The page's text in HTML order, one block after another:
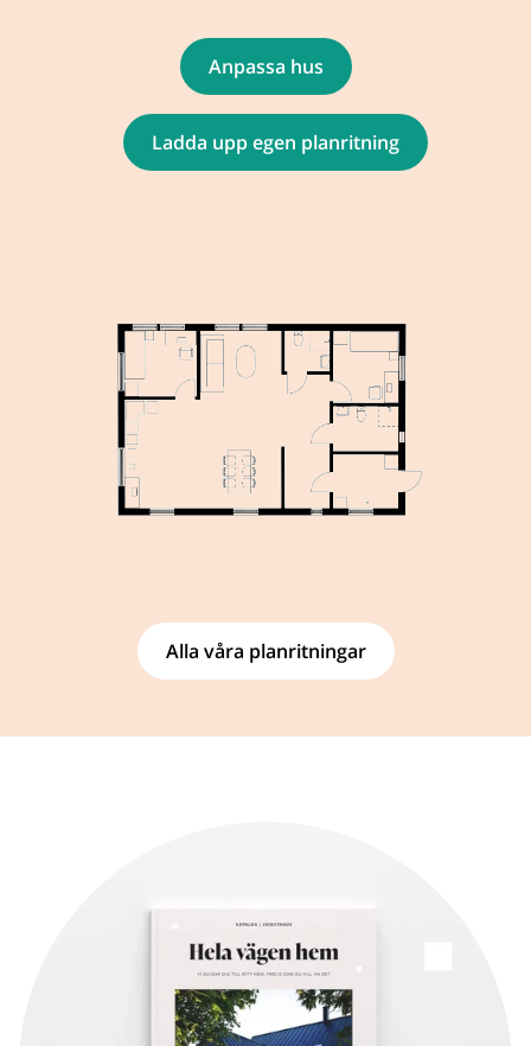
Anpassa hus
Ladda upp egen planritning
Alla våra planritningar